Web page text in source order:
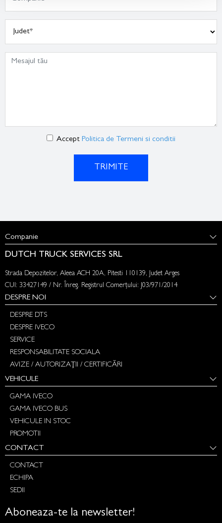
Accept Politica de Termeni si conditii
TRIMITE
Companie
DUTCH TRUCK SERVICES SRL
Strada Depozitelor, Aleea ACH 20A, Pitesti 110139, Judet Arges
CUI: 33427149 / Nr. Înreg. Registrul Comerțului: J03/971/2014
DESPRE NOI
DESPRE DTS
DESPRE IVECO
SERVICE
RESPONSABILITATE SOCIALA
AVIZE / AUTORIZAȚII / CERTIFICĂRI
VEHICULE
GAMA IVECO
GAMA IVECO BUS
VEHICULE IN STOC
PROMOTII
CONTACT
CONTACT
ECHIPA
SEDII
Aboneaza-te la newsletter!